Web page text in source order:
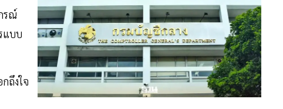
รณ์
แบบ
ถึงใจ